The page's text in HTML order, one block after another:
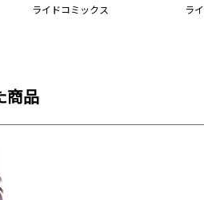
ライドコミックス ラ
商品